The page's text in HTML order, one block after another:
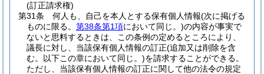
(訂正請求権)
第31条
何人も、自己を本人とする保有個人情報(次に掲げる
ものに限る。 第38条第1項において同じ。)の内容が事実で
ないと思料するときは、この条例の定めるところにより、
議長に対し、当該保有個人情報の訂正(追加又は削除を含
む。以下この章において同じ。)を請求することができる。
ただし、当該保有個人情報の訂正に関して他の法令の規定